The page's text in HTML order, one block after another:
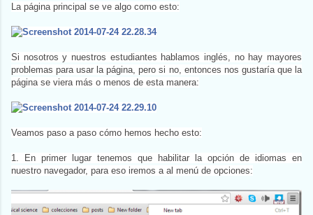
La página principal se ve algo como esto:
Si nosotros y nuestros estudiantes hablamos inglés, no hay mayores
problemas para usar la página, pero si no, entonces nos gustaría que la
página se viera más o menos de esta manera:
Veamos paso a paso cómo hemos hecho esto:
1. En primer lugar tenemos que habilitar la opción de idiomas en
nuestro navegador, para eso iremos a al menú de opciones: